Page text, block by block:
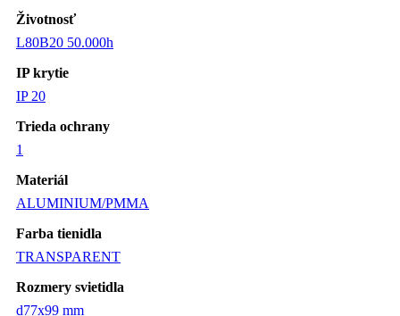
Životnosť
L80B20 50.000h
IP krytie
IP 20
Trieda ochrany
1
Materiál
ALUMINIUM/PMMA
Farba tienidla
TRANSPARENT
Rozmery svietidla
d77x99 mm